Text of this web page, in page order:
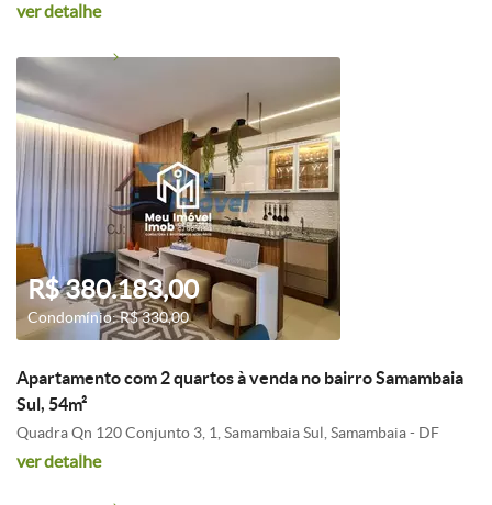
ver detalhe
R$ 380.183,00
Condomínio: R$ 330,00
Apartamento com 2 quartos à venda no bairro Samambaia
Sul, 54m²
Quadra Qn 120 Conjunto 3, 1, Samambaia Sul, Samambaia - DF
ver detalhe